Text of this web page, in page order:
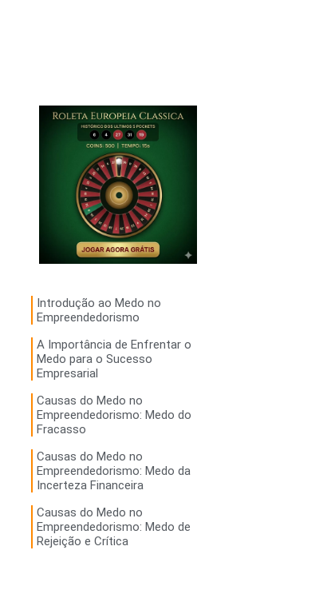
Introdução ao Medo no
Empreendedorismo
A Importância de Enfrentar o
Medo para o Sucesso
Empresarial
Causas do Medo no
Empreendedorismo: Medo do
Fracasso
Causas do Medo no
Empreendedorismo: Medo da
Incerteza Financeira
Causas do Medo no
Empreendedorismo: Medo de
Rejeição e Crítica